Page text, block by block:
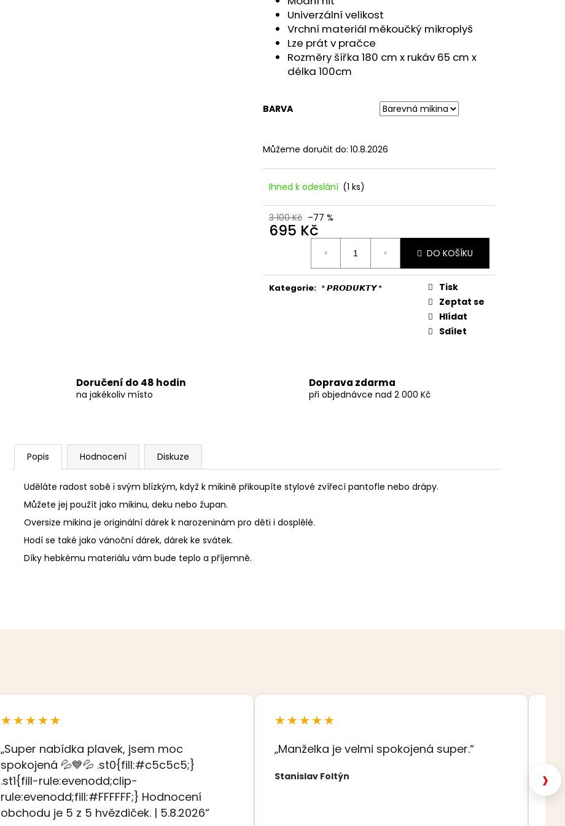
Univerzální velikost
Vrchní materiál měkoučký mikroplyš
Lze prát v pračce
Rozměry šířka 180 cm x rukáv 65 cm x
délka 100cm
BARVA
Můžeme doručit do: 10.8.2026
Ihned k odeslání (1 ks)
3 100 Kč –77 %
695 Kč
DO KOŠÍKU
Kategorie: * 𝙋𝙍𝙊𝘿𝙐𝙆𝙏𝙔 *
Tisk
Zeptat se
Hlídat
Sdílet
Doručení do 48 hodin
na jakékoliv místo
Doprava zdarma
při objednávce nad 2 000 Kč
Popis Hodnocení Diskuze
Uděláte radost sobě i svým blízkým, když k mikině přikoupíte stylové zvířecí pantofle nebo drápy.
Můžete jej použít jako mikinu, deku nebo župan.
Oversize mikina je originální dárek k narozeninám pro děti i dosplělé.
Hodí se také jako vánoční dárek, dárek ke svátek.
Díky hebkému materiálu vám bude teplo a příjemně.
DÁMSKÉ DVOUDÍLNÉ PRUHOVANÉ
★★★★★
„Super nabídka plavek, jsem moc
spokojená 💦💙💦 .st0{fill:#c5c5c5;}
.st1{fill-rule:evenodd;clip-
rule:evenodd;fill:#FFFFFF;} Hodnocení
obchodu je 5 z 5 hvězdiček. | 5.8.2026“
★★★★★
„Manželka je velmi spokojená super.“
Stanislav Foltýn ›